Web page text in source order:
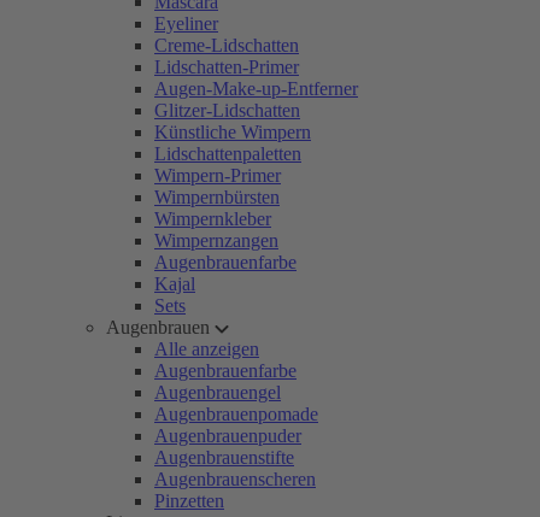
Eyeliner
Creme-Lidschatten
Lidschatten-Primer
Augen-Make-up-Entferner
Glitzer-Lidschatten
Künstliche Wimpern
Lidschattenpaletten
Wimpern-Primer
Wimpernbürsten
Wimpernkleber
Wimpernzangen
Augenbrauenfarbe
Kajal
Sets
Augenbrauen
Alle anzeigen
Augenbrauenfarbe
Augenbrauengel
Augenbrauenpomade
Augenbrauenpuder
Augenbrauenstifte
Augenbrauenscheren
Pinzetten